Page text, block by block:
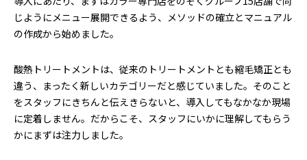
じようにメニュー展開できるよう、メソッドの確立とマニュアル
の作成から始めました。
酸熱トリートメントは、従来のトリートメントとも縮毛矯正とも
違う、まったく新しいカテゴリーだと感じていました。そのこと
をスタッフにきちんと伝えきらないと、導入してもなかなか現場
に定着しません。だからこそ、スタッフにいかに理解してもらう
かにまずは注力しました。